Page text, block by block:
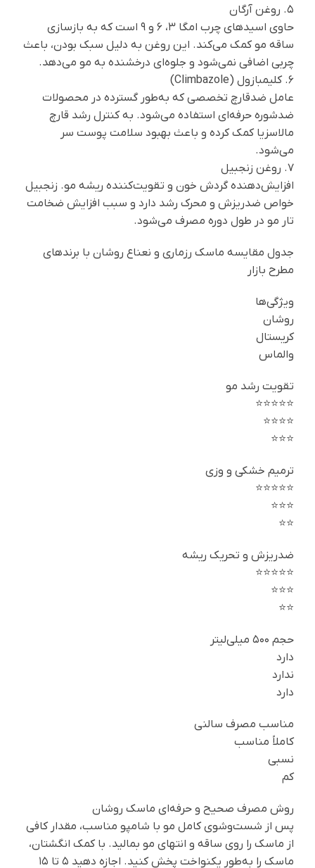
۵. روغن آرگان
حاوی اسیدهای چرب امگا ۳، ۶ و ۹ است که به بازسازی
ساقه مو کمک می‌کند. این روغن به دلیل سبک بودن، باعث
چربی اضافی نمی‌شود و جلوه‌ای درخشنده به مو می‌دهد.
۶. کلیمبازول (Climbazole)
عامل ضدقارچ تخصصی که به‌طور گسترده در محصولات
ضدشوره حرفه‌ای استفاده می‌شود. به کنترل رشد قارچ
مالاسزیا کمک کرده و باعث بهبود سلامت پوست سر
می‌شود.
۷. روغن زنجبیل
افزایش‌دهنده گردش خون و تقویت‌کننده ریشه مو. زنجبیل
خواص ضدریزش و محرک رشد دارد و سبب افزایش ضخامت
تار مو در طول دوره مصرف می‌شود.
جدول مقایسه ماسک رزماری و نعناع روشان با برندهای
مطرح بازار
ویژگی‌ها
روشان
کریستال
والماس
تقویت رشد مو
⭐⭐⭐⭐⭐
⭐⭐⭐⭐
⭐⭐⭐
ترمیم خشکی و وزی
⭐⭐⭐⭐⭐
⭐⭐⭐
⭐⭐
ضدریزش و تحریک ریشه
⭐⭐⭐⭐⭐
⭐⭐⭐
⭐⭐
حجم ۵۰۰ میلی‌لیتر
دارد
ندارد
دارد
مناسب مصرف سالنی
کاملاً مناسب
نسبی
کم
روش مصرف صحیح و حرفه‌ای ماسک روشان
پس از شست‌وشوی کامل مو با شامپو مناسب، مقدار کافی
از ماسک را روی ساقه و انتهای مو بمالید. با کمک انگشتان،
ماسک را به‌طور یکنواخت پخش کنید. اجازه دهید ۵ تا ۱۵